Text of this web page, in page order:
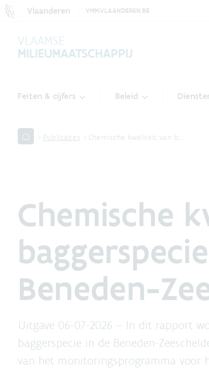
Vlaanderen VMM.VLAANDEREN.BE
VLAAMSE
MILIEUMAATSCHAPPIJ
Feiten & cijfers Beleid
Publicaties Chemische kwaliteit van b…
Chemische
Beneden-
Uitgave 06-07-2026 – In dit rapport
baggerspecie in de Beneden-
van het monitoringsprogramma voor